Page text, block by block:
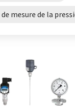
mesure de la